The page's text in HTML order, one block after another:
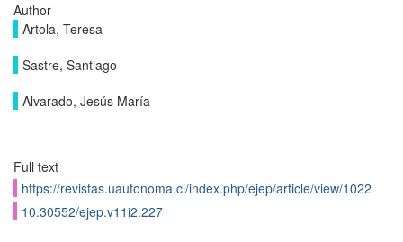
Author
Artola, Teresa
Sastre, Santiago
Alvarado, Jesús María
Full text
https://revistas.uautonoma.cl/index.php/ejep/article/view/1022
10.30552/ejep.v11i2.227